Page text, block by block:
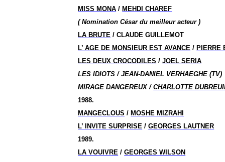
MISS MONA / MEHDI CHAREF
( Nomination César du meilleur acteur )
LA BRUTE / CLAUDE GUILLEMOT
L’ AGE DE MONSIEUR EST AVANCE / PIERRE
LES DEUX CROCODILES /JOEL SERIA
LES IDIOTS / JEAN-DANIEL VERHAEGHE (TV)
MIRAGE DANGEREUX /CHARLOTTE
1988.
MANGECLOUS / MOSHE MIZRAHI
L’ INVITE SURPRISE /GEORGES LAUTNER
1989.
LA VOUIVRE /GEORGES WILSON